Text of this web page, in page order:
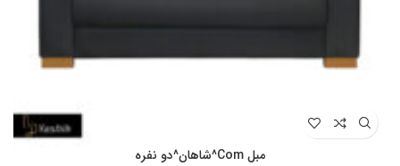
مبل Com^شاهان^دو نفره